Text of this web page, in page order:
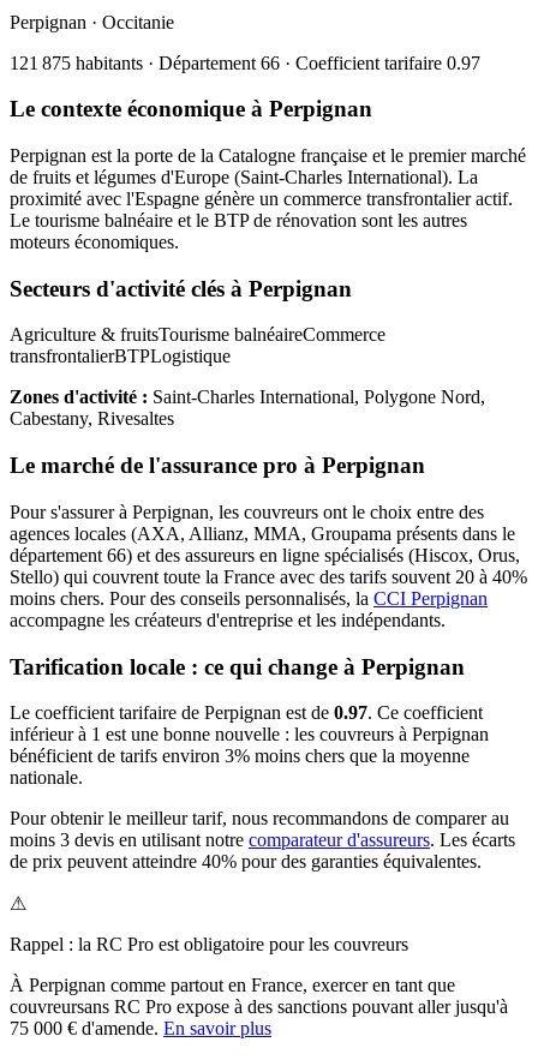
Perpignan · Occitanie
121 875 habitants · Département 66 · Coefficient tarifaire 0.97
Le contexte économique à Perpignan
Perpignan est la porte de la Catalogne française et le premier marché
de fruits et légumes d'Europe (Saint-Charles International). La
proximité avec l'Espagne génère un commerce transfrontalier actif.
Le tourisme balnéaire et le BTP de rénovation sont les autres
moteurs économiques.
Secteurs d'activité clés à Perpignan
Agriculture & fruitsTourisme balnéaireCommerce
transfrontalierBTPLogistique
Zones d'activité : Saint-Charles International, Polygone Nord,
Cabestany, Rivesaltes
Le marché de l'assurance pro à Perpignan
Pour s'assurer à Perpignan, les couvreurs ont le choix entre des
agences locales (AXA, Allianz, MMA, Groupama présents dans le
département 66) et des assureurs en ligne spécialisés (Hiscox, Orus,
Stello) qui couvrent toute la France avec des tarifs souvent 20 à 40%
moins chers. Pour des conseils personnalisés, la CCI Perpignan
accompagne les créateurs d'entreprise et les indépendants.
Tarification locale : ce qui change à Perpignan
Le coefficient tarifaire de Perpignan est de 0.97. Ce coefficient
inférieur à 1 est une bonne nouvelle : les couvreurs à Perpignan
bénéficient de tarifs environ 3% moins chers que la moyenne
nationale.
Pour obtenir le meilleur tarif, nous recommandons de comparer au
moins 3 devis en utilisant notre comparateur d'assureurs. Les écarts
de prix peuvent atteindre 40% pour des garanties équivalentes.
⚠
Rappel : la RC Pro est obligatoire pour les couvreurs
À Perpignan comme partout en France, exercer en tant que
couvreursans RC Pro expose à des sanctions pouvant aller jusqu'à
75 000 € d'amende. En savoir plus